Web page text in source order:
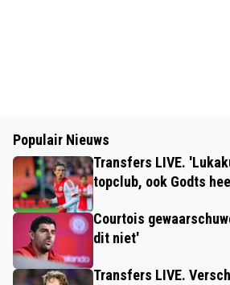
Populair Nieuws
Transfers LIVE.
topclub, ook Godts
Courtois
dit niet'
Transfers LIVE.